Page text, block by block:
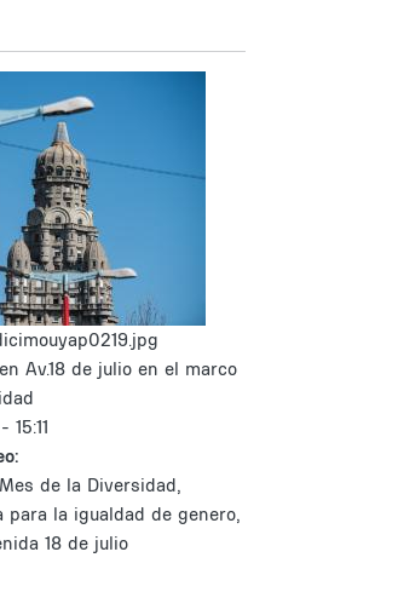
Av.18 de julio en el marco
de la Diversidad,
para la igualdad de genero,
18 de julio